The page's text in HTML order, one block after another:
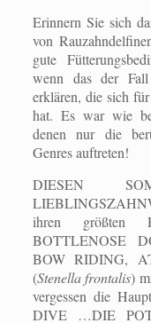
Erinnern Sie sich
von
gute
wenn das der
erklären, die sich
hat. Es war wie
denen nur die
Genres auftreten!
DIESEN
ihren größten
BOTTLENOSE
BOW RIDING,
(Stenella frontalis)
vergessen die
DIVE …DIE